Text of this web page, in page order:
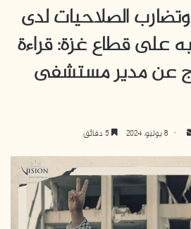
وتضارب الصلاحيات لدى
على قطاع غزة: قراءة
عن مدير مستشفى
أرسل
إلكترونيا
8 يوليو، 2024